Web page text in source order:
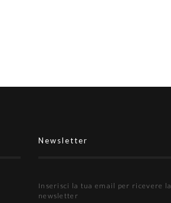
Newsletter
Inserisci la tua email per ricevere la
newsletter